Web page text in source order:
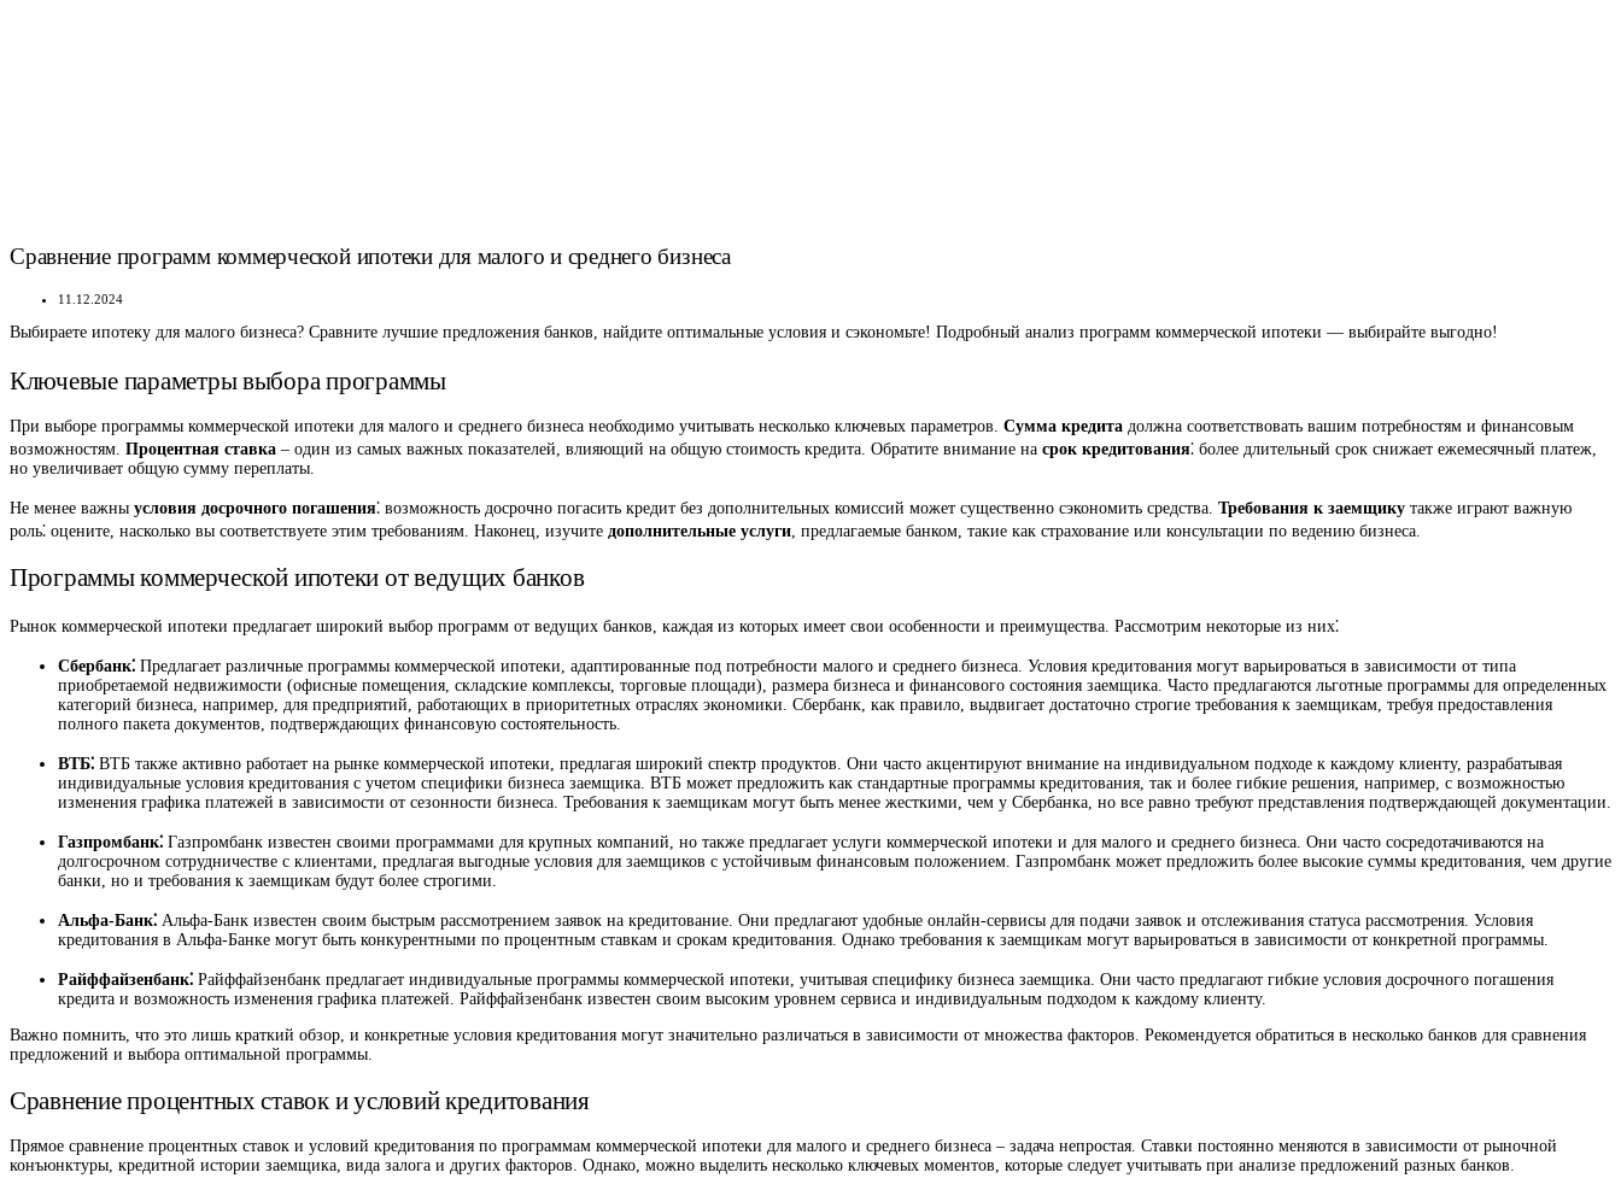
Сравнение программ коммерческой ипотеки для малого и среднего бизнеса
11.12.2024
Выбираете ипотеку для малого бизнеса? Сравните лучшие предложения банков, найдите оптимальные условия и сэкономьте! Подробный анализ программ коммерческой ипотеки — выбирайте выгодно!
Ключевые параметры выбора программы
При выборе программы коммерческой ипотеки для малого и среднего бизнеса необходимо учитывать несколько ключевых параметров. Сумма кредита должна соответствовать вашим потребностям и финансовым
возможностям. Процентная ставка – один из самых важных показателей, влияющий на общую стоимость кредита. Обратите внимание на срок кредитования⁚ более длительный срок снижает ежемесячный платеж,
но увеличивает общую сумму переплаты.
Не менее важны условия досрочного погашения⁚ возможность досрочно погасить кредит без дополнительных комиссий может существенно сэкономить средства. Требования к заемщику также играют важную
роль⁚ оцените, насколько вы соответствуете этим требованиям. Наконец, изучите дополнительные услуги, предлагаемые банком, такие как страхование или консультации по ведению бизнеса.
Программы коммерческой ипотеки от ведущих банков
Рынок коммерческой ипотеки предлагает широкий выбор программ от ведущих банков, каждая из которых имеет свои особенности и преимущества. Рассмотрим некоторые из них⁚
Сбербанк⁚ Предлагает различные программы коммерческой ипотеки, адаптированные под потребности малого и среднего бизнеса. Условия кредитования могут варьироваться в зависимости от типа
приобретаемой недвижимости (офисные помещения, складские комплексы, торговые площади), размера бизнеса и финансового состояния заемщика. Часто предлагаются льготные программы для определенных
категорий бизнеса, например, для предприятий, работающих в приоритетных отраслях экономики. Сбербанк, как правило, выдвигает достаточно строгие требования к заемщикам, требуя предоставления
полного пакета документов, подтверждающих финансовую состоятельность.
ВТБ⁚ ВТБ также активно работает на рынке коммерческой ипотеки, предлагая широкий спектр продуктов. Они часто акцентируют внимание на индивидуальном подходе к каждому клиенту, разрабатывая
индивидуальные условия кредитования с учетом специфики бизнеса заемщика. ВТБ может предложить как стандартные программы кредитования, так и более гибкие решения, например, с возможностью
изменения графика платежей в зависимости от сезонности бизнеса. Требования к заемщикам могут быть менее жесткими, чем у Сбербанка, но все равно требуют представления подтверждающей документации.
Газпромбанк⁚ Газпромбанк известен своими программами для крупных компаний, но также предлагает услуги коммерческой ипотеки и для малого и среднего бизнеса. Они часто сосредотачиваются на
долгосрочном сотрудничестве с клиентами, предлагая выгодные условия для заемщиков с устойчивым финансовым положением. Газпромбанк может предложить более высокие суммы кредитования, чем другие
банки, но и требования к заемщикам будут более строгими.
Альфа-Банк⁚ Альфа-Банк известен своим быстрым рассмотрением заявок на кредитование. Они предлагают удобные онлайн-сервисы для подачи заявок и отслеживания статуса рассмотрения. Условия
кредитования в Альфа-Банке могут быть конкурентными по процентным ставкам и срокам кредитования. Однако требования к заемщикам могут варьироваться в зависимости от конкретной программы.
Райффайзенбанк⁚ Райффайзенбанк предлагает индивидуальные программы коммерческой ипотеки, учитывая специфику бизнеса заемщика. Они часто предлагают гибкие условия досрочного погашения
кредита и возможность изменения графика платежей. Райффайзенбанк известен своим высоким уровнем сервиса и индивидуальным подходом к каждому клиенту.
Важно помнить, что это лишь краткий обзор, и конкретные условия кредитования могут значительно различаться в зависимости от множества факторов. Рекомендуется обратиться в несколько банков для сравнения
предложений и выбора оптимальной программы.
Сравнение процентных ставок и условий кредитования
Прямое сравнение процентных ставок и условий кредитования по программам коммерческой ипотеки для малого и среднего бизнеса – задача непростая. Ставки постоянно меняются в зависимости от рыночной
конъюнктуры, кредитной истории заемщика, вида залога и других факторов. Однако, можно выделить несколько ключевых моментов, которые следует учитывать при анализе предложений разных банков.